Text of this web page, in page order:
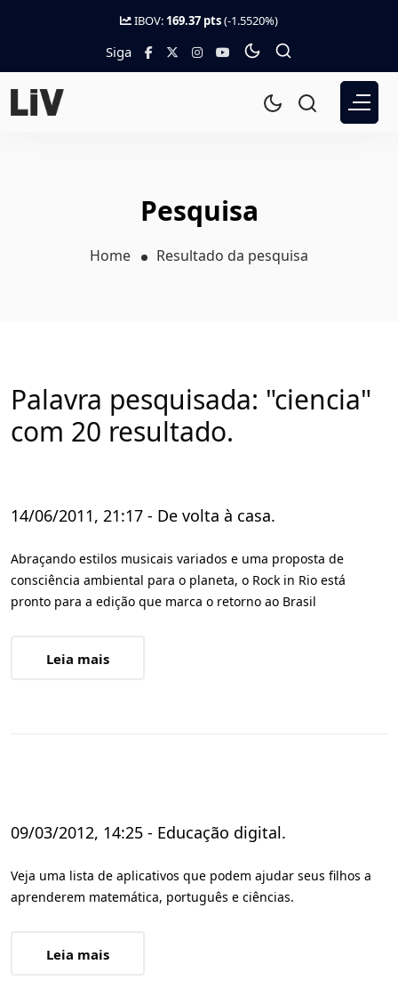
IBOV: 169.37 pts(-1.5520%)
Siga
Pesquisa
Home Resultado da pesquisa
Palavra pesquisada: "ciencia"
com 20 resultado.
14/06/2011, 21:17 - De volta à casa.
Abraçando estilos musicais variados e uma proposta de
consciência ambiental para o planeta, o Rock in Rio está
pronto para a edição que marca o retorno ao Brasil
Leia mais
09/03/2012, 14:25 - Educação digital.
Veja uma lista de aplicativos que podem ajudar seus filhos a
aprenderem matemática, português e ciências.
Leia mais